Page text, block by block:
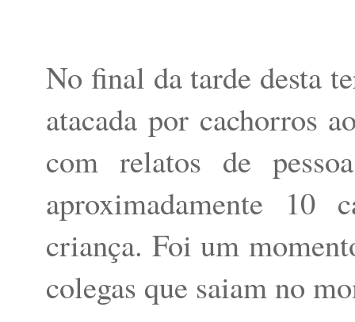
No final da tarde desta
atacada por cachorros
com relatos de
aproximadamente 10
criança. Foi um
colegas que saiam no